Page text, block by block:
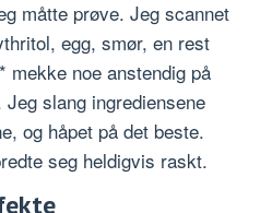
måtte prøve. Jeg scannet
egg, smør, en rest
mekke noe anstendig på
slang ingrediensene
og håpet på det beste.
seg heldigvis raskt.